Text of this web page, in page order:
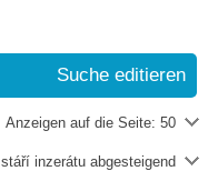
Suche editieren
Anzeigen auf die Seite: 50
stáří inzerátu abgesteigend